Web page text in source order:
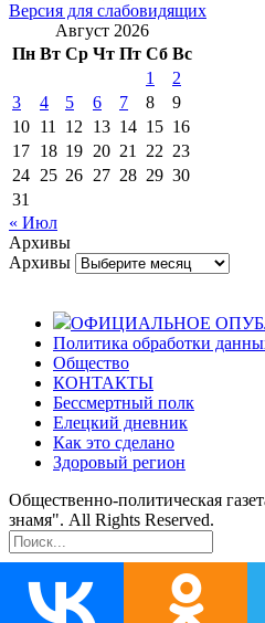
Версия для слабовидящих
Август 2026
Пн Вт Ср Чт Пт Сб Вс
1
2
3
4 5 6 7 8
9
10 11 12 13 14 15 16
17 18 19 20 21 22 23
24 25 26 27 28 29 30
31
« Июл
Архивы
Архивы
ОФИЦИАЛЬНОЕ
Политика обработки
Общество
КОНТАКТЫ
Бессмертный полк
Елецкий дневник
Как это сделано
Здоровый регион
Общественно-политическая
знамя". All Rights Reserved.